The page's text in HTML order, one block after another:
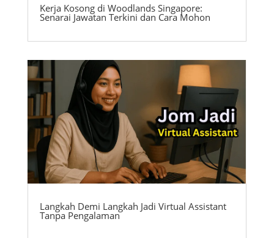
Kerja Kosong di Woodlands Singapore:
Senarai Jawatan Terkini dan Cara Mohon
Langkah Demi Langkah Jadi Virtual Assistant
Tanpa Pengalaman